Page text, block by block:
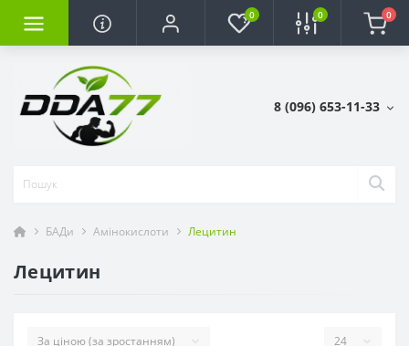
0 0 0
8 (096) 653-11-33
БАДи Амінокислоти Лецитин
Лецитин